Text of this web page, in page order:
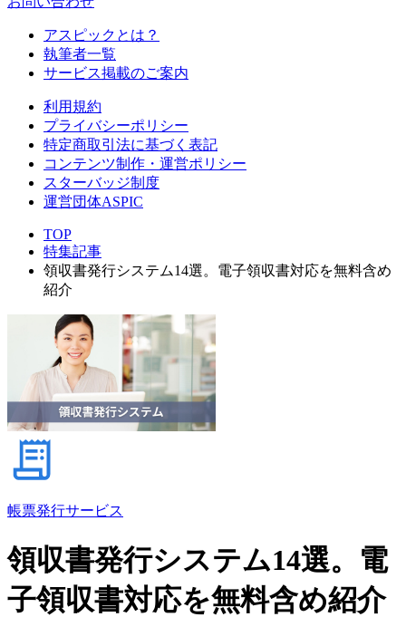
アスピックとは？
執筆者一覧
サービス掲載のご案内
利用規約
プライバシーポリシー
特定商取引法に基づく表記
コンテンツ制作・運営ポリシー
スターバッジ制度
運営団体ASPIC
TOP
特集記事
領収書発行システム14選。電子領収書対応を無料含め
紹介
帳票発行サービス
領収書発行システム14選。電
子領収書対応を無料含め紹介